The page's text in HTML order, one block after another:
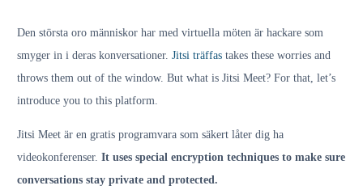
Den största oro människor har med virtuella möten är hackare som
smyger in i deras konversationer. Jitsi träffas takes these worries and
throws them out of the window. But what is Jitsi Meet? For that, let’s
introduce you to this platform.
Jitsi Meet är en gratis programvara som säkert låter dig ha
videokonferenser. It uses special encryption techniques to make sure
conversations stay private and protected.